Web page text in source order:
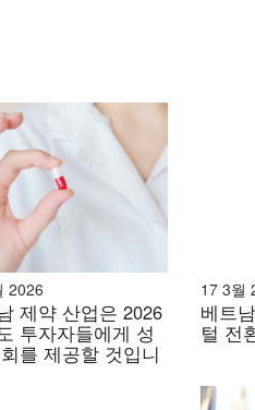
족, 그리고 비용과 복잡한
하고 접근성이 뛰어나며 사
주요 분야에 집중되어 있습니
만 인식은 낮으며, 고혈압이
, 모바일 서비스 및 원격 모
영양 관리부터 편리한 산전
2026
제약 산업은 2026
투자자들에게 성
를 제공할 것입니
17 3월
베트
털 전